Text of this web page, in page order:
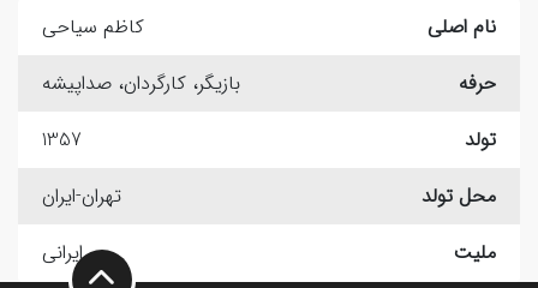
نام اصلی
کاظم سیاحی
حرفه
بازیگر، کارگردان، صداپیشه
تولد
1357
محل تولد
تهران-ایران
ملیت
ایرانی